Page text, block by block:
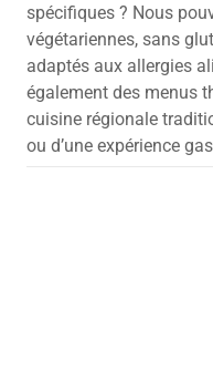
spécifiques ? Nous
végétariennes, sans
adaptés aux allergies
également des menus
cuisine régionale
ou d’une expérience